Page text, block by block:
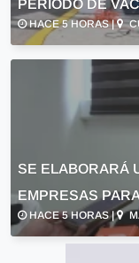
PERIODO DE
HACE 5 HORAS |
SE ELABORARÁ
EMPRESAS
HACE 5 HORAS |